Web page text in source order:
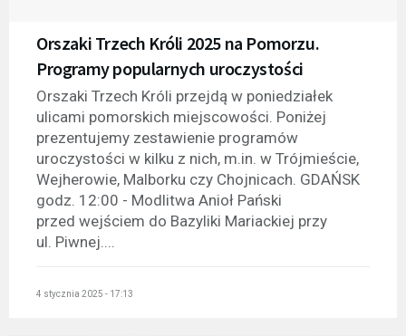
Orszaki Trzech Króli 2025 na Pomorzu.
Programy popularnych uroczystości
Orszaki Trzech Króli przejdą w poniedziałek
ulicami pomorskich miejscowości. Poniżej
prezentujemy zestawienie programów
uroczystości w kilku z nich, m.in. w Trójmieście,
Wejherowie, Malborku czy Chojnicach. GDAŃSK
godz. 12:00 - Modlitwa Anioł Pański
przed wejściem do Bazyliki Mariackiej przy
ul. Piwnej....
4 stycznia 2025 - 17:13